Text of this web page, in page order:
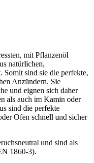
mit Pflanzenöl
natürlichen,
Somit sind sie die perfekte,
Anzündern. Sie
und eignen sich daher
als auch im Kamin oder
sind die perfekte
Ofen schnell und sicher
und sind als
1860-3).